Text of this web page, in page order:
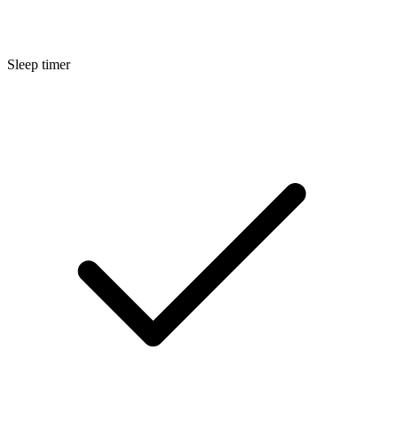
Sleep timer